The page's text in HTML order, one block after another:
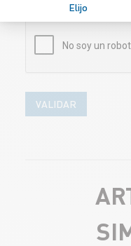
VALIDAR
Elijo